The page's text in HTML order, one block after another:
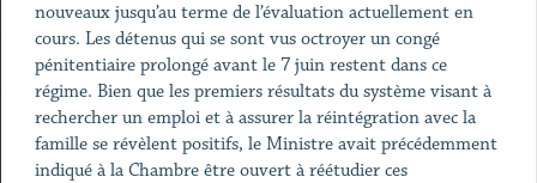
nouveaux jusqu’au terme de l’évaluation actuellement en
cours. Les détenus qui se sont vus octroyer un congé
pénitentiaire prolongé avant le 7 juin restent dans ce
régime. Bien que les premiers résultats du système visant à
rechercher un emploi et à assurer la réintégration avec la
famille se révèlent positifs, le Ministre avait précédemment
indiqué à la Chambre être ouvert à réétudier ces